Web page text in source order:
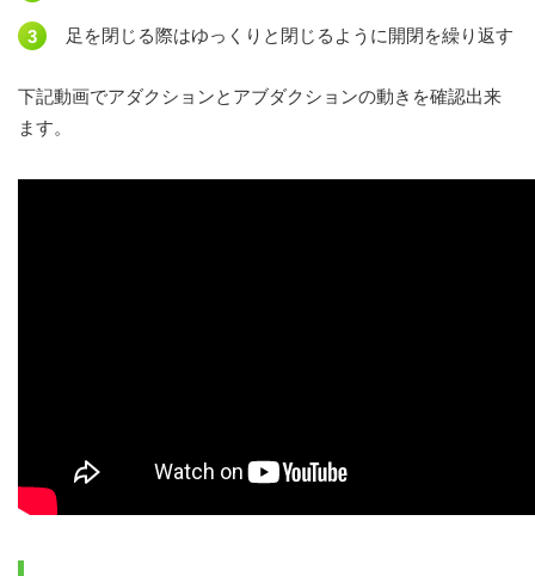
足を閉じる際はゆっくりと閉じるように開閉を繰り返す
下記動画でアダクションとアブダクションの動きを確認出来
ます。